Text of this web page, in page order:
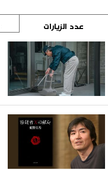
عدد الزيارات